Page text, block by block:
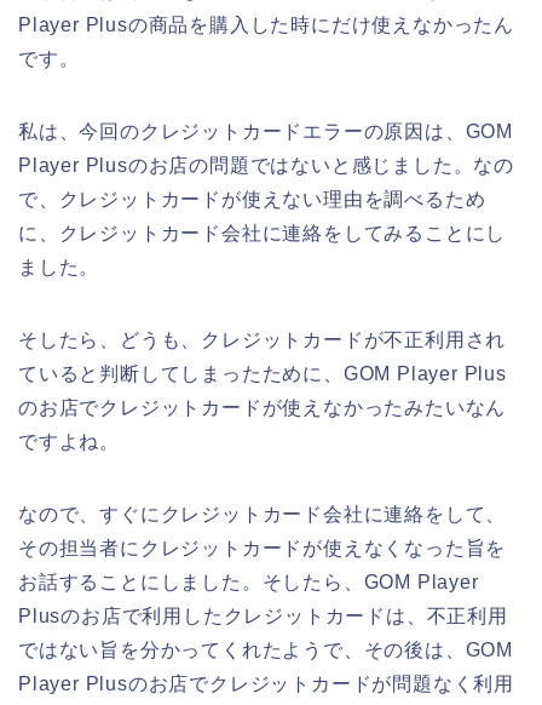
Player Plusの商品を購入した時にだけ使えなかったん
です。
私は、今回のクレジットカードエラーの原因は、GOM
Player Plusのお店の問題ではないと感じました。なの
で、クレジットカードが使えない理由を調べるため
に、クレジットカード会社に連絡をしてみることにし
ました。
そしたら、どうも、クレジットカードが不正利用され
ていると判断してしまったために、GOM Player Plus
のお店でクレジットカードが使えなかったみたいなん
ですよね。
なので、すぐにクレジットカード会社に連絡をして、
その担当者にクレジットカードが使えなくなった旨を
お話することにしました。そしたら、GOM Player
Plusのお店で利用したクレジットカードは、不正利用
ではない旨を分かってくれたようで、その後は、GOM
Player Plusのお店でクレジットカードが問題なく利用